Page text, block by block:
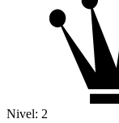
Nivel: 2